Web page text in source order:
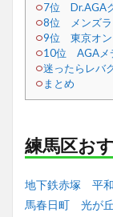
7位 Dr.AGA
8位 メンズラ
9位 東京オン
10位 AGAメ
迷ったらレバ
まとめ
練馬区お
地下鉄赤塚 平
馬春日町
光が丘